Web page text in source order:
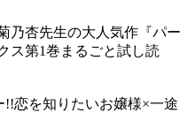
乃杏先生の大人気作『パー
ス第1巻まるごと試し読
恋を知りたいお嬢様×一途